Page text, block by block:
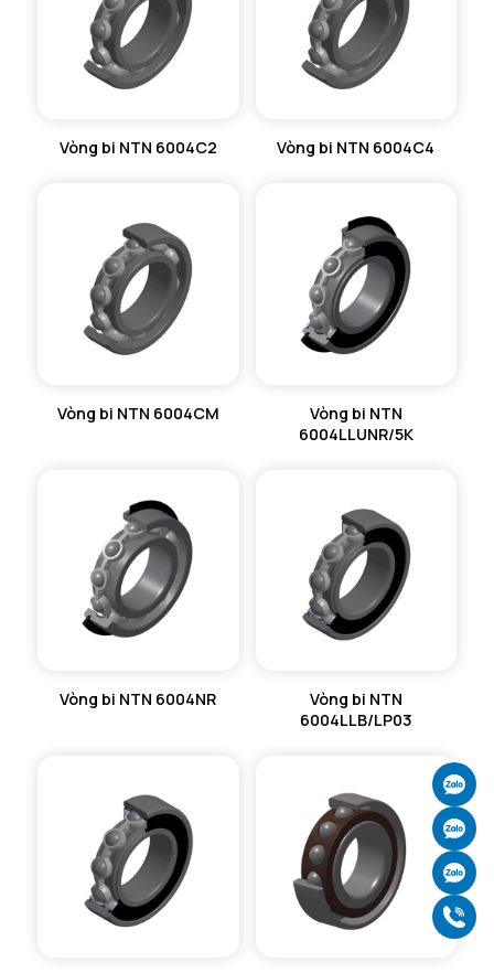
VÒNG BI CHẶN TRỤC NTN
VÒNG BI LĂN TRỤ ĐẨY NTN
GỐI ĐỠ 2 NỬA NTN
MÁY GIA NHIỆT NTN
Vòng bi NTN 6004C2 Vòng bi NTN 6004C4
Vòng bi NTN 6004CM
Vòng bi NTN
6004LLUNR/5K
Vòng bi NTN 6004NR
Vòng bi NTN
6004LLB/LP03